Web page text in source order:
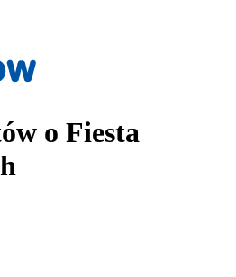
o Fiesta